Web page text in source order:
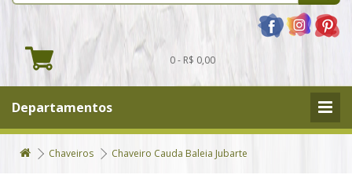
0 - R$ 0,00
Departamentos
Chaveiros Chaveiro Cauda Baleia Jubarte